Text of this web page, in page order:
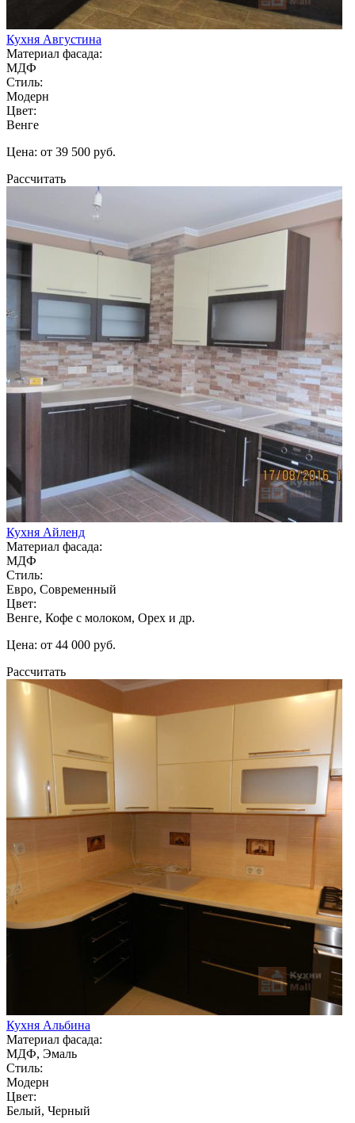
Кухня Августина
Материал фасада:
МДФ
Стиль:
Модерн
Цвет:
Венге
Цена: от 39 500 руб.
Рассчитать
Кухня Айленд
Материал фасада:
МДФ
Стиль:
Евро, Современный
Цвет:
Венге, Кофе с молоком, Орех и др.
Цена: от 44 000 руб.
Рассчитать
Кухня Альбина
Материал фасада:
МДФ, Эмаль
Стиль:
Модерн
Цвет:
Белый, Черный